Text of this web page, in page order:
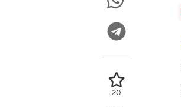
20